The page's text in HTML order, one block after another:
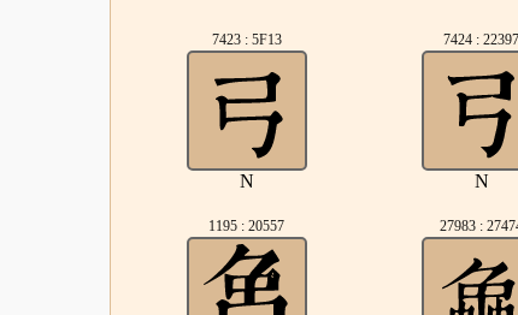
7423 : 5F13
N
7424 : 22397
N
1195 : 20557 27983 :